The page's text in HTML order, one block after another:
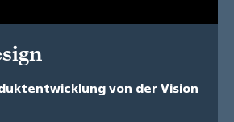
von der Vision